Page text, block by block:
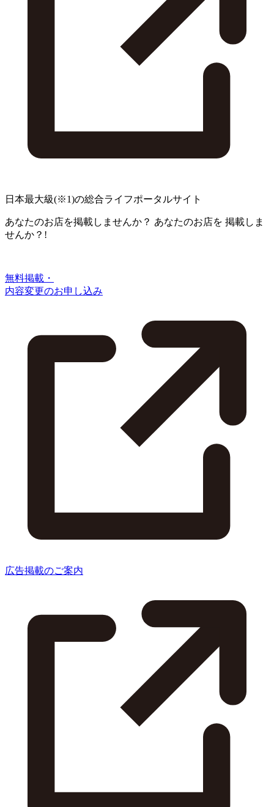
日本最大級(※1)の総合ライフポータルサイト
あなたのお店を掲載しませんか？ あなたのお店を 掲載しま
せんか？!
無料掲載・
内容変更のお申し込み
広告掲載のご案内